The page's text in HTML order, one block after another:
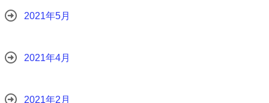
2021年5月
2021年4月
2021年2月